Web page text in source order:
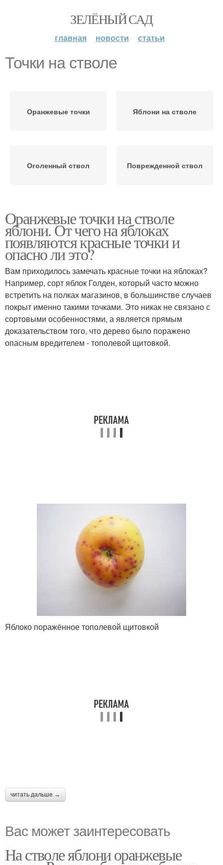
ЗЕЛЁНЫЙ САД
главная новости статьи
Точки на стволе
Оранжевые точки Яблони на стволе
Оголенный ствол Поврежденной ствол
Оранжевые точки на стволе
яблони. От чего на яблоках
появляются красные точки и
опасно ли это?
Вам приходилось замечать красные точки на яблоках?
Например, сорт яблок Голден, который часто можно
встретить на полках магазинов, в большинстве случаев
покрыт именно такими точками. Это никак не связано с
сортовыми особенностями, а является прямым
доказательством того, что дерево было поражено
опасным вредителем - тополевой щитовкой.
Яблоко поражённое тополевой щитовкой
читать дальше →
Вас может заинтересовать
На стволе яблони оранжевые